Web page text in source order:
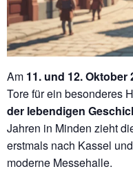
Am 11. und 12. Oktober
Tore für ein besonderes
der lebendigen
Jahren in Minden zieht
erstmals nach Kassel
moderne Messehalle.